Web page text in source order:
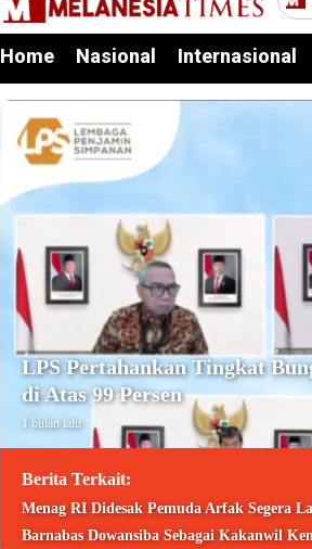
Home Nasional Internasional
LPS Pertahankan Tingkat
di Atas 99 Persen
1 bulan lalu
Berita Terkait:
Menag RI Didesak Pemuda Arfak Segera
Barnabas Dowansiba Sebagai Kakanwil